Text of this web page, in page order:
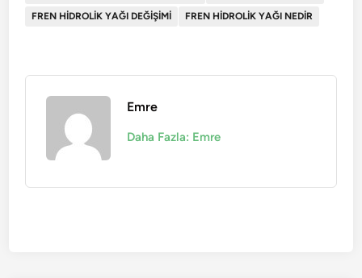
FREN HIDROLIK YAĞI DEĞIŞIMI
FREN HIDROLIK YAĞI NEDIR
Emre
Daha Fazla: Emre